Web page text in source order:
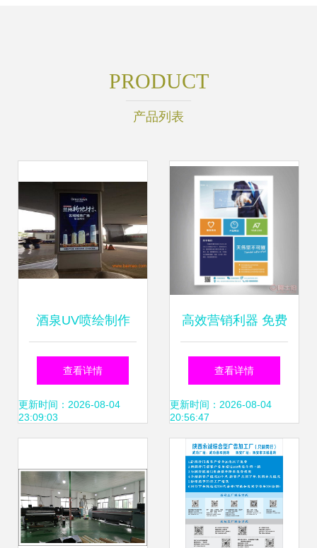
PRODUCT
产品列表
酒泉UV喷绘制作
甘肃中科创艺广告
的热销产品与服务
查看详情
更新时间：2026-08-04
23:09:03
高效营销利器 免费
设计·A4A5A3广告
彩印传单与三折页
印刷服务全面解析
查看详情
更新时间：2026-08-04
20:56:47